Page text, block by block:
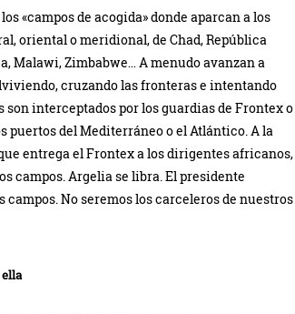
«campos de acogida» donde aparcan a los
oriental o meridional, de Chad, República
Malawi, Zimbabwe… A menudo avanzan a
cruzando las fronteras e intentando
interceptados por los guardias de Frontex o
puertos del Mediterráneo o el Atlántico. A la
entrega el Frontex a los dirigentes africanos,
campos. Argelia se libra. El presidente
No seremos los carceleros de nuestros